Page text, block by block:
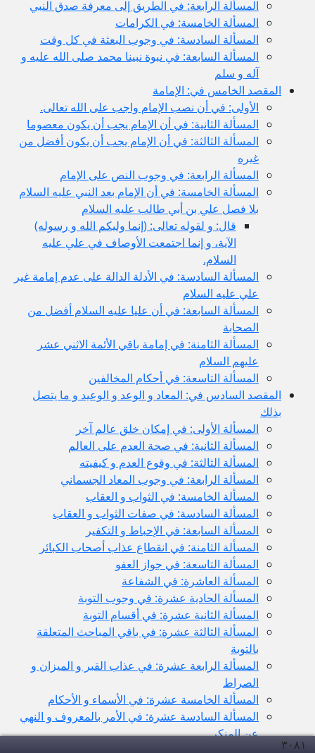
المسألة الرابعة: في الطريق إلى معرفة صدق النبي
المسألة الخامسة: في الكرامات
المسألة السادسة: في وجوب البعثة في كل وقت
المسألة السابعة: في نبوة نبينا محمد صلى الله عليه و
آله و سلم
المقصد الخامس في: الإمامة
الأولى: في أن نصب الإمام واجب على الله تعالى.
المسألة الثانية: في أن الإمام يجب أن يكون معصوما
المسألة الثالثة: في أن الإمام يجب أن يكون أفضل من
غيره
المسألة الرابعة: في وجوب النص على الإمام
المسألة الخامسة: في أن الإمام بعد النبي عليه السلام
بلا فصل علي بن أبي طالب عليه السلام
قال: و لقوله تعالى: (إنما وليكم الله و رسوله)
الآية، و إنما اجتمعت الأوصاف في علي عليه
السلام.
المسألة السادسة: في الأدلة الدالة على عدم إمامة غير
علي عليه السلام
المسألة السابعة: في أن عليا عليه السلام أفضل من
الصحابة
المسألة الثامنة: في إمامة باقي الأئمة الاثني عشر
عليهم السلام
المسألة التاسعة: في أحكام المخالفين
المقصد السادس في: المعاد و الوعد و الوعيد و ما يتصل
بذلك
المسألة الأولى: في إمكان خلق عالم آخر
المسألة الثانية: في صحة العدم على العالم
المسألة الثالثة: في وقوع العدم و كيفيته
المسألة الرابعة: في وجوب المعاد الجسماني
المسألة الخامسة: في الثواب و العقاب
المسألة السادسة: في صفات الثواب و العقاب
المسألة السابعة: في الإحباط و التكفير
المسألة الثامنة: في انقطاع عذاب أصحاب الكبائر
المسألة التاسعة: في جواز العفو
المسألة العاشرة: في الشفاعة
المسألة الحادية عشرة: في وجوب التوبة
المسألة الثانية عشرة: في أقسام التوبة
المسألة الثالثة عشرة: في باقي المباحث المتعلقة
بالتوبة
المسألة الرابعة عشرة: في عذاب القبر و الميزان و
الصراط
المسألة الخامسة عشرة: في الأسماء و الأحكام
المسألة السادسة عشرة: في الأمر بالمعروف و النهي
عن المنكر
۳۰۸۱